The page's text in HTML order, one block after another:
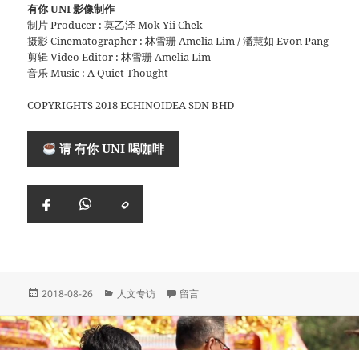
有你 UNI 影像制作
制片 Producer : 莫乙泽 Mok Yii Chek
摄影 Cinematographer : 林雪珊 Amelia Lim / 潘慧如 Evon Pang
剪辑 Video Editor : 林雪珊 Amelia Lim
音乐 Music : A Quiet Thought
COPYRIGHTS 2018 ECHINOIDEA SDN BHD
请 有你 UNI 喝咖啡
FacebookWhatsApp
复
制
Posted
2018-08-26 Categories
人文专访 留言于 医生画家：陆之淇